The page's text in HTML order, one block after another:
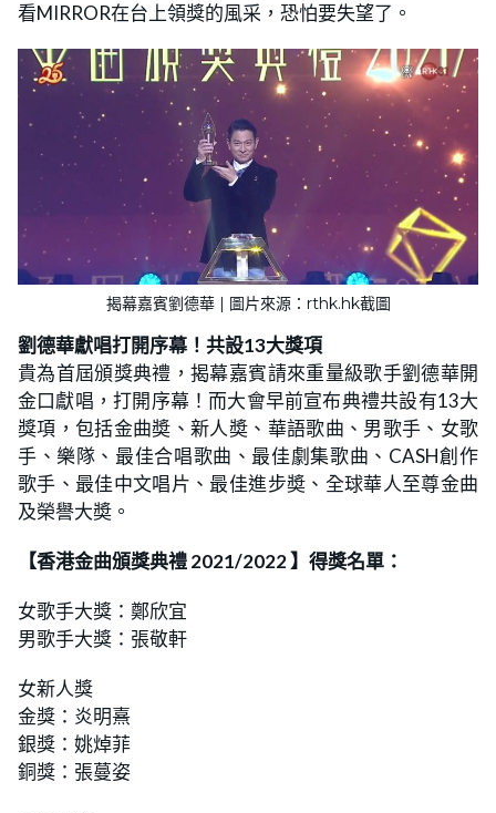
看MIRROR在台上領獎的風采，恐怕要失望了。
揭幕嘉賓劉德華 | 圖片來源：rthk.hk截圖
劉德華獻唱打開序幕！共設13大獎項
貴為首屆頒獎典禮，揭幕嘉賓請來重量級歌手劉德華開
金口獻唱，打開序幕！而大會早前宣布典禮共設有13大
獎項，包括金曲奬、新人奬、華語歌曲、男歌手、女歌
手、樂隊、最佳合唱歌曲、最佳劇集歌曲、CASH創作
歌手、最佳中文唱片、最佳進步奬、全球華人至尊金曲
及榮譽大奬。
【香港金曲頒獎典禮 2021/2022 】得獎名單：
女歌手大獎：鄭欣宜
男歌手大獎：張敬軒
女新人獎
金獎：炎明熹
銀獎：姚焯菲
銅獎：張蔓姿